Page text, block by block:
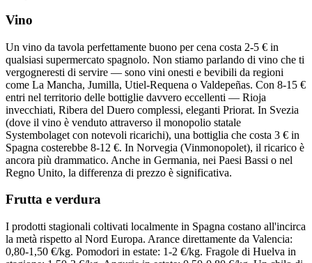
Vino
Un vino da tavola perfettamente buono per cena costa 2-5 € in
qualsiasi supermercato spagnolo. Non stiamo parlando di vino che ti
vergogneresti di servire — sono vini onesti e bevibili da regioni
come La Mancha, Jumilla, Utiel-Requena o Valdepeñas. Con 8-15 €
entri nel territorio delle bottiglie davvero eccellenti — Rioja
invecchiati, Ribera del Duero complessi, eleganti Priorat. In Svezia
(dove il vino è venduto attraverso il monopolio statale
Systembolaget con notevoli ricarichi), una bottiglia che costa 3 € in
Spagna costerebbe 8-12 €. In Norvegia (Vinmonopolet), il ricarico è
ancora più drammatico. Anche in Germania, nei Paesi Bassi o nel
Regno Unito, la differenza di prezzo è significativa.
Frutta e verdura
I prodotti stagionali coltivati localmente in Spagna costano all'incirca
la metà rispetto al Nord Europa. Arance direttamente da Valencia:
0,80-1,50 €/kg. Pomodori in estate: 1-2 €/kg. Fragole di Huelva in